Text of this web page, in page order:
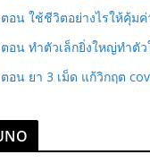
อน ใช้ชีวิตอย่างไรให้คุ้มค่
อน ทำตัวเล็กยิ่งใหญ่ทำตั
อน ยา 3 เม็ด แก้วิกฤต